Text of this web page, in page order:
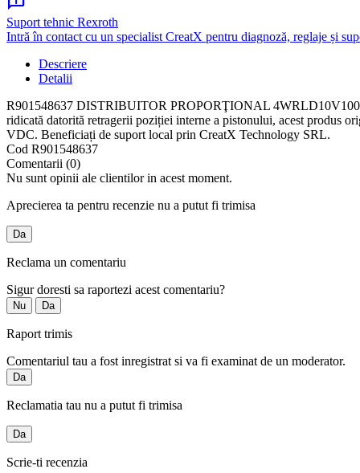
Suport tehnic Rexroth
Intră în contact cu un specialist CreatX pentru diagnoză, reglaje și
Descriere
Detalii
R901548637 DISTRIBUITOR PROPORŢIONAL
ridicată datorită retragerii poziției interne a pistonului, acest produs
VDC. Beneficiați de suport local prin CreatX Technology SRL.
Cod R901548637
Comentarii (0)
Nu sunt opinii ale clientilor in acest moment.
Aprecierea ta pentru recenzie nu a putut fi trimisa
Da
Reclama un comentariu
Sigur doresti sa raportezi acest comentariu?
Nu Da
Raport trimis
Comentariul tau a fost inregistrat si va fi examinat de un moderator.
Da
Reclamatia tau nu a putut fi trimisa
Da
Scrie-ti recenzia